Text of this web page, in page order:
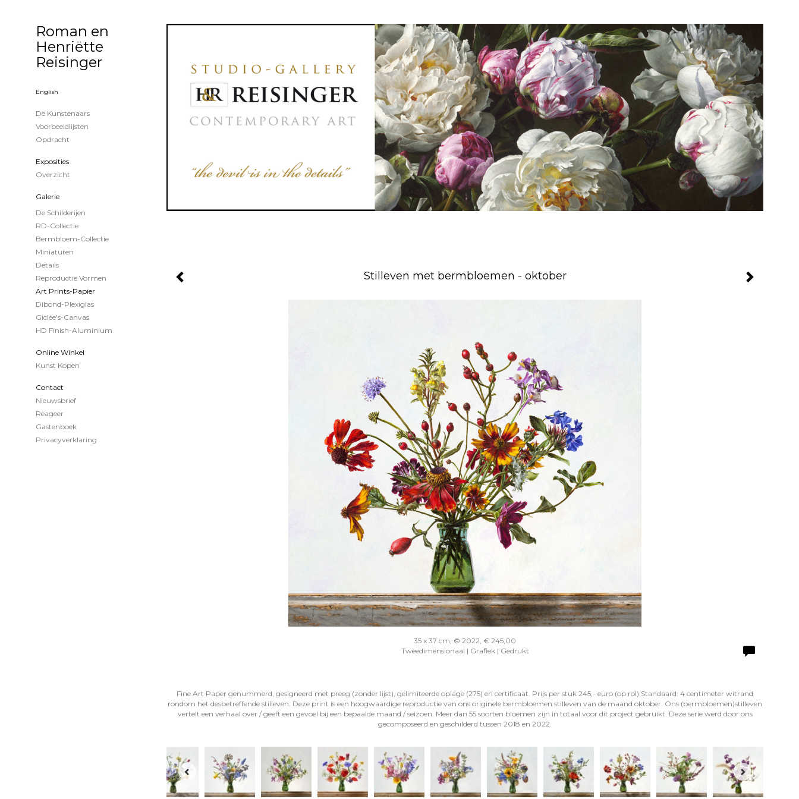
Stilleven met bermbloemen - oktober
35 x 37 cm, © 2022, € 245,00
Tweedimensionaal | Grafiek | Gedrukt
Fine Art Paper genummerd, gesigneerd met preeg (zonder lijst), gelimiteerde oplage (275) en certificaat. Prijs per stuk 245,- euro (op rol) Standaard: 4 centimeter witrand
rondom het desbetreffende stilleven. Deze print is een hoogwaardige reproductie van ons originele bermbloemen stilleven van de maand oktober. Ons (bermbloemen)stilleven
vertelt een verhaal over / geeft een gevoel bij een bepaalde maand / seizoen. Meer dan 55 soorten bloemen zijn in totaal voor dit project gebruikt. Deze serie werd door ons
gecomposeerd en geschilderd tussen 2018 en 2022.
Roman en
Henriëtte
Reisinger
English
De Kunstenaars
Voorbeeldlijsten
Opdracht
Exposities
Overzicht
Galerie
De Schilderijen
RD-Collectie
Bermbloem-Collectie
Miniaturen
Details
Reproductie Vormen
Art Prints-Papier
Dibond-Plexiglas
Giclée's-Canvas
HD Finish-Aluminium
Online Winkel
Kunst Kopen
Contact
Nieuwsbrief
Reageer
Gastenboek
Privacyverklaring